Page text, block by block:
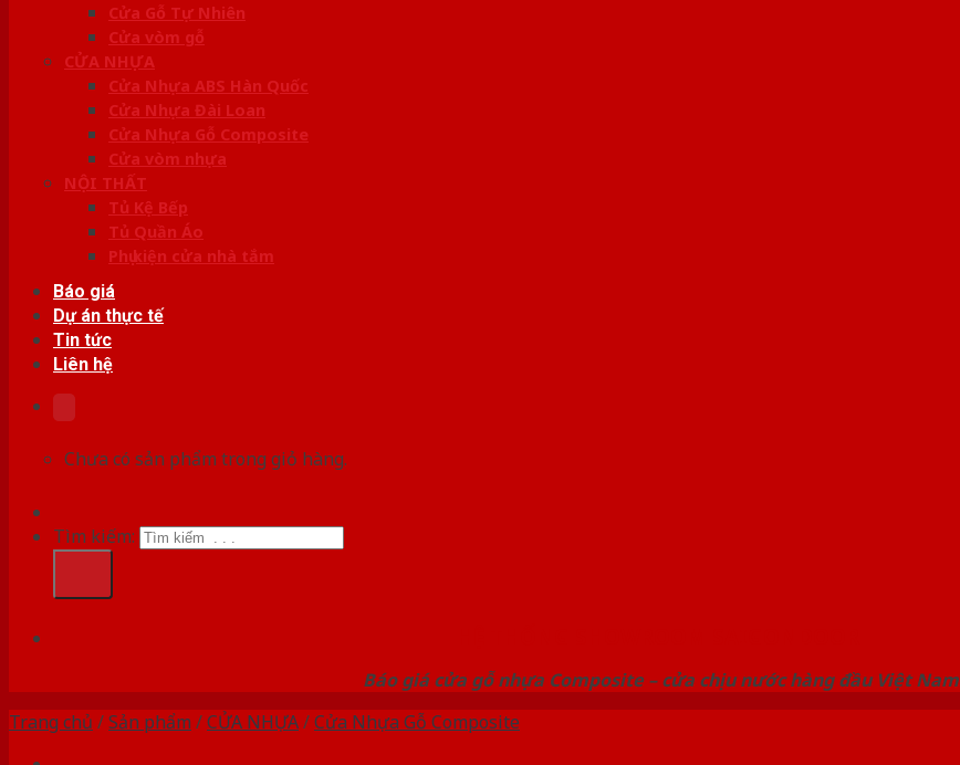
Cửa Gỗ Tự Nhiên
Cửa vòm gỗ
CỬA NHỰA
Cửa Nhựa ABS Hàn Quốc
Cửa Nhựa Đài Loan
Cửa Nhựa Gỗ Composite
Cửa vòm nhựa
NỘI THẤT
Tủ Kệ Bếp
Tủ Quần Áo
Phụ kiện cửa nhà tắm
Báo giá
Dự án thực tế
Tin tức
Liên hệ
Chưa có sản phẩm trong giỏ hàng.
Tìm kiếm:
Báo giá cửa gỗ nhựa Composite – cửa chịu nước hàng đầu Việt Nam
Trang chủ /Sản phẩm /CỬA NHỰA/Cửa Nhựa Gỗ Composite